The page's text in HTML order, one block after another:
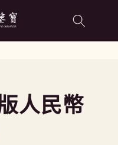
人民幣